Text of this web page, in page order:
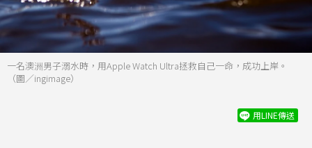
一名澳洲男子溺水時，用Apple Watch Ultra拯救自己一命，成功上岸。
（圖／ingimage）
用LINE傳送